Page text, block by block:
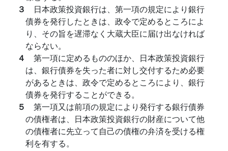
３ 日本政策投資銀行は、第一項の規定により銀行
債券を発行したときは、政令で定めるところによ
り、その旨を遅滞なく大蔵大臣に届け出なければ
ならない。
４ 第一項に定めるもののほか、日本政策投資銀行
は、銀行債券を失った者に対し交付するため必要
があるときは、政令で定めるところにより、銀行
債券を発行することができる。
５ 第一項又は前項の規定により発行する銀行債券
の債権者は、日本政策投資銀行の財産について他
の債権者に先立って自己の債権の弁済を受ける権
利を有する。